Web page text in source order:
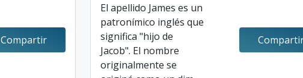
Compartir
El apellido James es un
patronímico inglés que
significa "hijo de
Jacob". El nombre
originalmente se